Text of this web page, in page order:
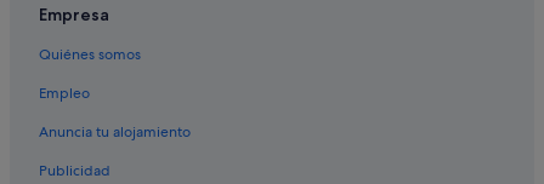
Hoteles baratos en Costa Adeje
Apartamentos en Playa de las Américas
Apartamentos en San Eugenio
Empresa
Quiénes somos
Empleo
Anuncia tu alojamiento
Publicidad